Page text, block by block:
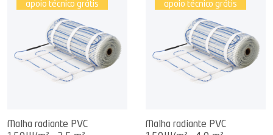
apoio técnico grátis
Malha radiante PVC
apoio técnico grátis
Malha radiante PVC